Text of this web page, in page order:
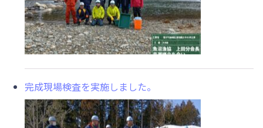
完成現場検査を実施しました。